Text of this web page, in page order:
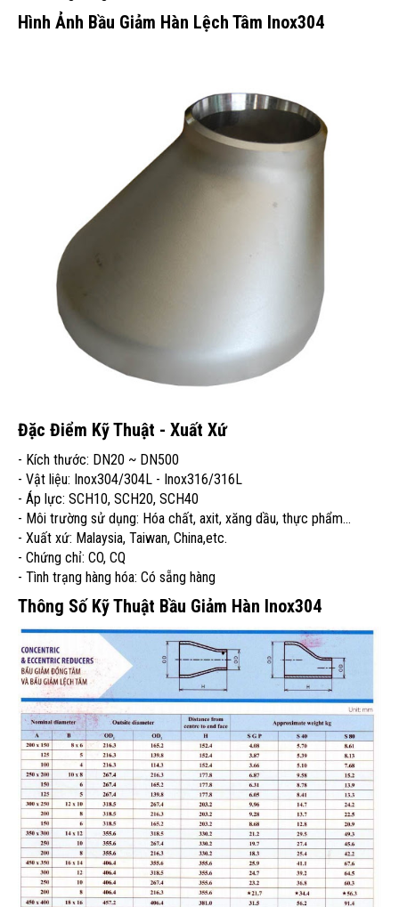
Hình Ảnh Bầu Giảm Hàn Lệch Tâm Inox304
Đặc Điểm Kỹ Thuật - Xuất Xứ
- Kích thước: DN20 ~ DN500
- Vật liệu: Inox304/304L - Inox316/316L
- Áp lực: SCH10, SCH20, SCH40
- Môi trường sử dụng: Hóa chất, axit, xăng dầu, thực phẩm...
- Xuất xứ: Malaysia, Taiwan, China,etc.
- Chứng chỉ: CO, CQ
- Tình trạng hàng hóa: Có sẵng hàng
Thông Số Kỹ Thuật Bầu Giảm Hàn Inox304